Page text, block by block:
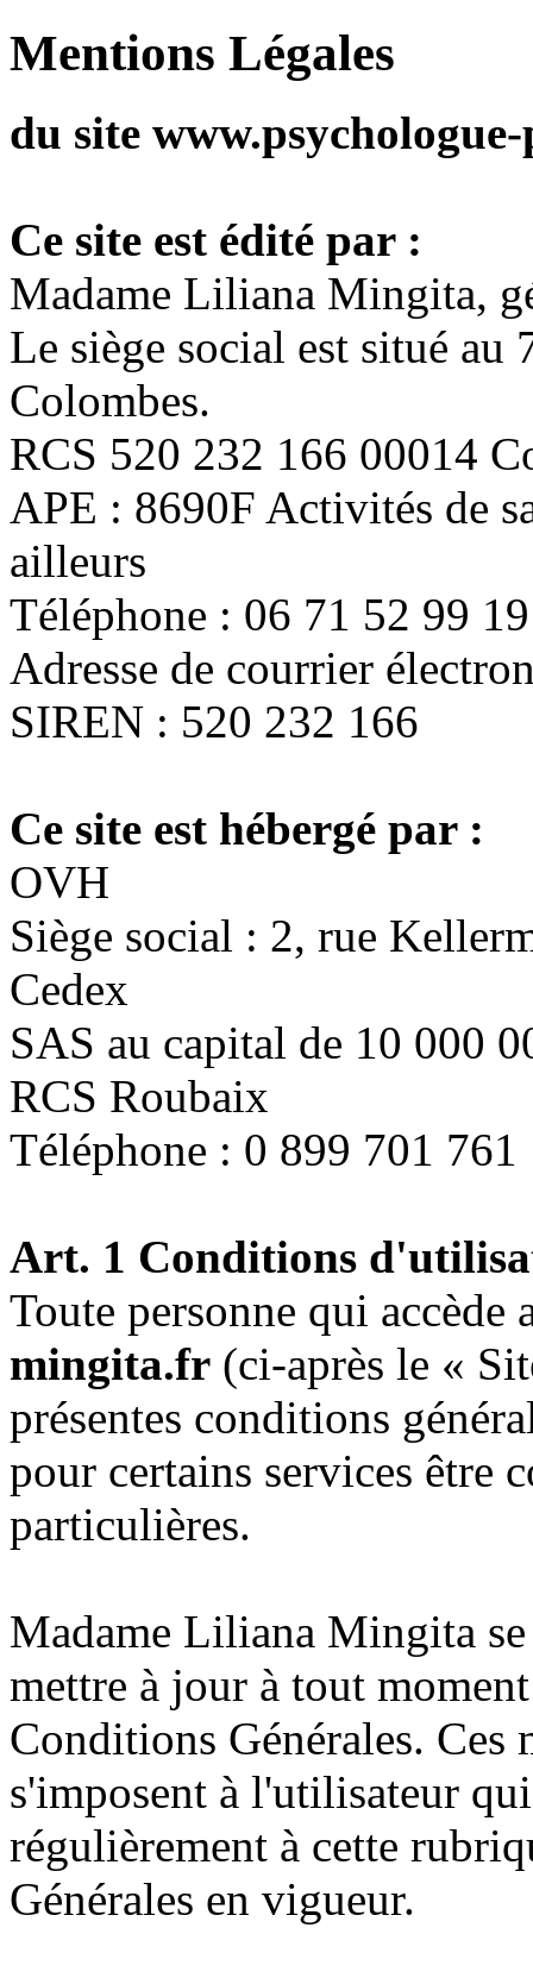
Mentions Légales
du site
Ce site est édité par :
Madame Liliana Mingita,
Le siège social est situé au
Colombes.
RCS 520 232 166 00014
APE : 8690F Activités de
ailleurs
Téléphone : 06 71 52 99 19
Adresse de courrier
SIREN : 520 232 166
Ce site est hébergé par :
OVH
Siège social : 2, rue
Cedex
SAS au capital de 10 000
RCS Roubaix
Téléphone : 0 899 701 761
Art. 1 Conditions
Toute personne qui accède
mingita.fr (ci-après le «
présentes conditions
pour certains services être
particulières.
Madame Liliana Mingita
mettre à jour à tout
Conditions Générales.
s'imposent à l'utilisateur
régulièrement à cette
Générales en vigueur.